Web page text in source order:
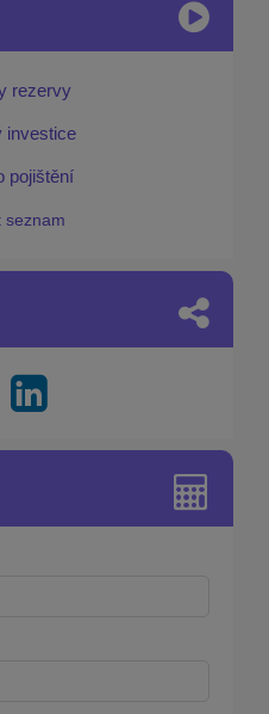
rezervy
investice
pojištění
seznam